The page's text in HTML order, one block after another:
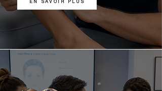
EN SAVOIR PLUS